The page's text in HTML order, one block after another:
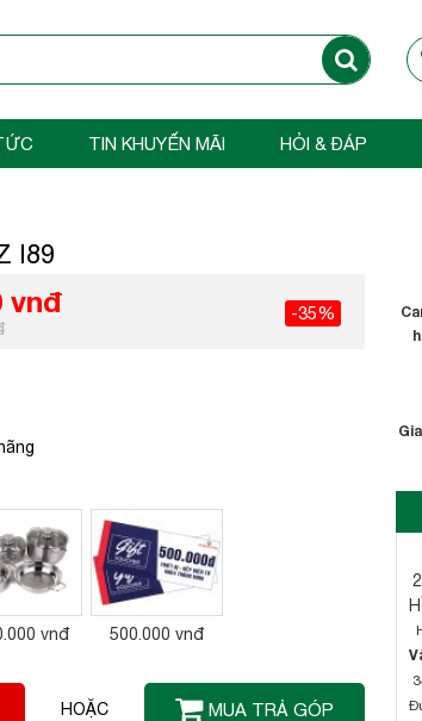
TIN KHUYẾN MÃI HỎI & ĐÁP
I89
vnđ -35%
vnđ 500.000 vnđ
HOẶC MUA TRẢ GÓP